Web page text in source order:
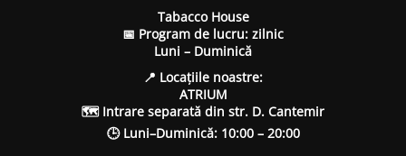
Tabacco House
📅 Program de lucru: zilnic
Luni – Duminică
📍 Locațiile noastre:
ATRIUM
🗺 Intrare separată din str. D. Cantemir
🕒 Luni–Duminică: 10:00 – 20:00